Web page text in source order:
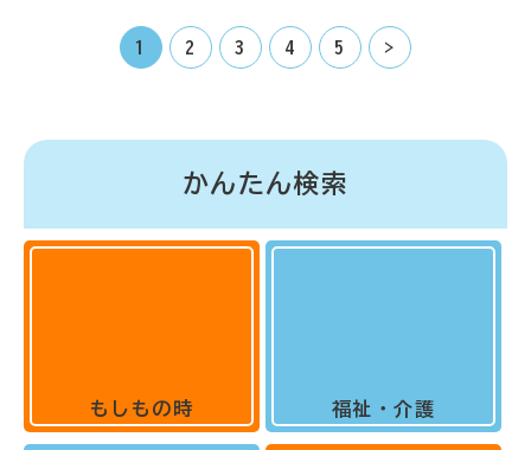
1 2 3 4 5 >
かんたん検索
もしもの時 福祉・介護